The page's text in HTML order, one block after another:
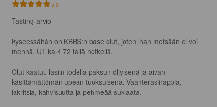
5.0
Tasting-arvio
Kyseessähän on KBBS:n base olut, joten ihan metsään ei voi
mennä. UT ka 4,72 tällä hetkellä.
Olut kaatuu lasiin todella paksun öljyisenä ja aivan
käsittämättömän upean tuoksuisena. Vaahterasiirappia,
lakritsia, kahvisuutta ja pehmeää suklaata.